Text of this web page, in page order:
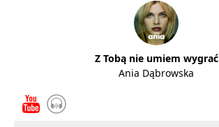
Z Tobą nie umiem wygrać
Ania Dąbrowska